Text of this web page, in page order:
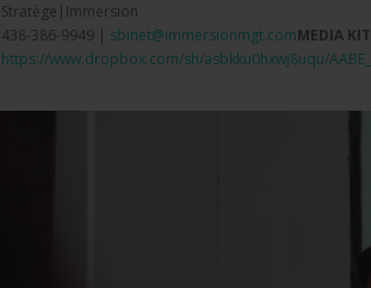
Stratège|Immersion
438-386-9949 | sbinet@immersionmgt.comMEDIA KIT
https://www.dropbox.com/sh/asbkku0hxwj8uqu/AABE_